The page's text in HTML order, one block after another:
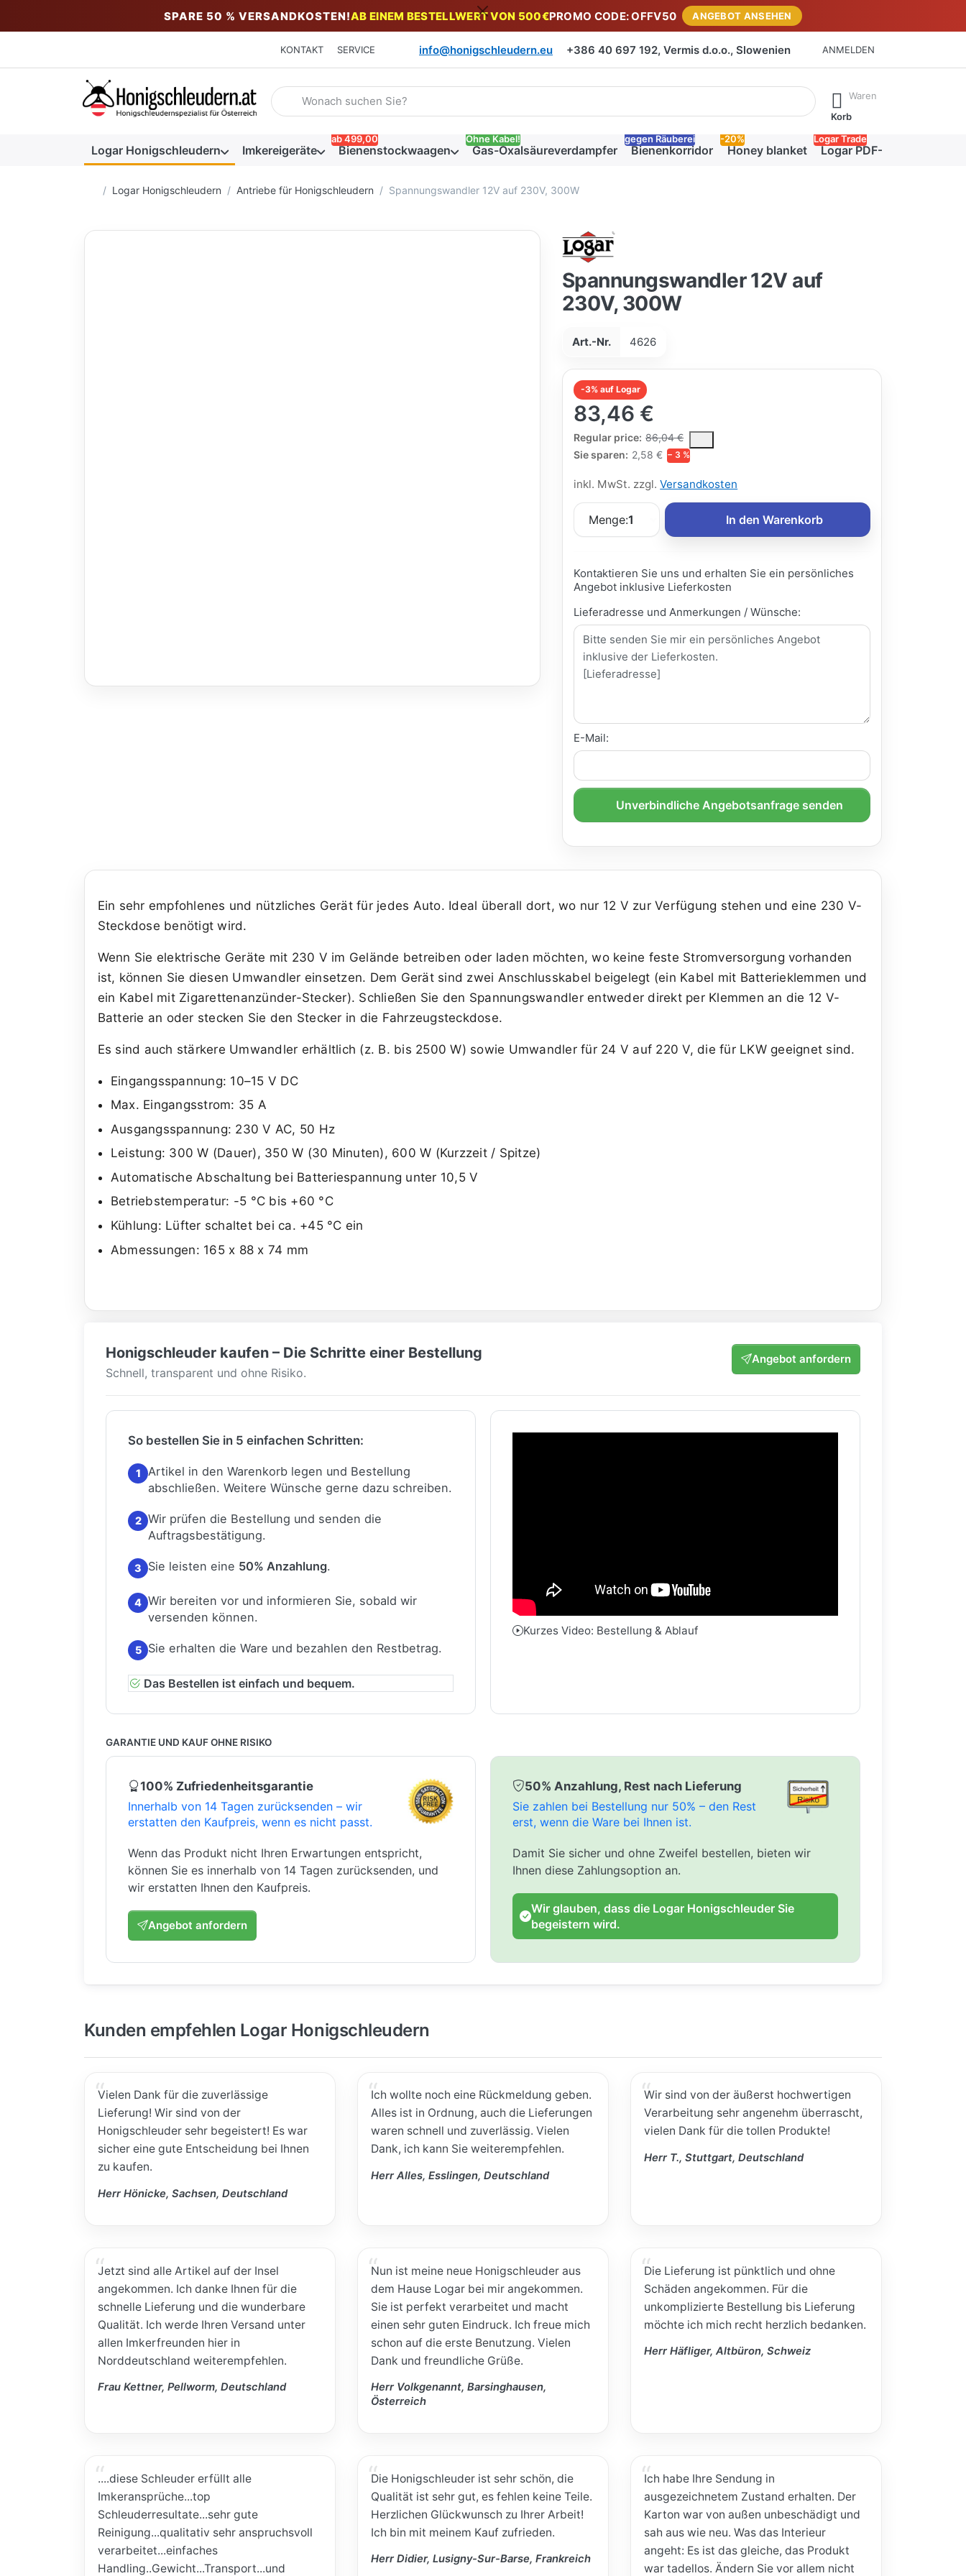
SPARE 50 % VERSANDKOSTEN!AB EINEM BESTELLWERT VON 500€PROMO CODE: OFFV50 ANGEBOT ANSEHEN
KONTAKT SERVICE info@honigschleudern.eu +386 40 697 192, Vermis d.o.o., Slowenien ANMELDEN
Geben Sie einen Suchbegriff ein. Während Sie tippen, erscheinen automatisch erste Ergebnisse. Drücken Sie die Eingabetaste, um alle
Waren
Korb
Logar Honigschleudern Imkereigeräte Bienenstockwaagen
ab 499,00
Gas-Oxalsäureverdampfer
Ohne Kabel!
Bienenkorridor
gegen Räuberei
Honey blanket
-20%
Logar PDF-Katalog
Logar Trade
Startseite
Logar Honigschleudern Antriebe für Honigschleudern Spannungswandler 12V auf 230V, 300W
Spannungswandler 12V auf
230V, 300W
Art.-Nr. 4626
-3% auf Logar
83,46 €
Regular price: 86,04 €
The Regular Price is the median selling price paid by customers for a product,
Sie sparen: 2,58 € − 3 %
inkl. MwSt. zzgl.Versandkosten
Menge:1 In den Warenkorb
Kontaktieren Sie uns und erhalten Sie ein persönliches
Angebot inklusive Lieferkosten
Lieferadresse und Anmerkungen / Wünsche:
E-Mail:
Unverbindliche Angebotsanfrage senden
Ein sehr empfohlenes und nützliches Gerät für jedes Auto. Ideal überall dort, wo nur 12 V zur Verfügung stehen und eine 230 V-
Steckdose benötigt wird.
Wenn Sie elektrische Geräte mit 230 V im Gelände betreiben oder laden möchten, wo keine feste Stromversorgung vorhanden
ist, können Sie diesen Umwandler einsetzen. Dem Gerät sind zwei Anschlusskabel beigelegt (ein Kabel mit Batterieklemmen und
ein Kabel mit Zigarettenanzünder-Stecker). Schließen Sie den Spannungswandler entweder direkt per Klemmen an die 12 V-
Batterie an oder stecken Sie den Stecker in die Fahrzeugsteckdose.
Es sind auch stärkere Umwandler erhältlich (z. B. bis 2500 W) sowie Umwandler für 24 V auf 220 V, die für LKW geeignet sind.
Eingangsspannung: 10–15 V DC
Max. Eingangsstrom: 35 A
Ausgangsspannung: 230 V AC, 50 Hz
Leistung: 300 W (Dauer), 350 W (30 Minuten), 600 W (Kurzzeit / Spitze)
Automatische Abschaltung bei Batteriespannung unter 10,5 V
Betriebstemperatur: -5 °C bis +60 °C
Kühlung: Lüfter schaltet bei ca. +45 °C ein
Abmessungen: 165 x 88 x 74 mm
Honigschleuder kaufen – Die Schritte einer Bestellung
Schnell, transparent und ohne Risiko.
Angebot anfordern
So bestellen Sie in 5 einfachen Schritten:
1
Artikel in den Warenkorb legen und Bestellung
abschließen. Weitere Wünsche gerne dazu schreiben.
2 Wir prüfen die Bestellung und senden die
Auftragsbestätigung.
3 Sie leisten eine 50% Anzahlung.
4 Wir bereiten vor und informieren Sie, sobald wir
versenden können.
5 Sie erhalten die Ware und bezahlen den Restbetrag.
Das Bestellen ist einfach und bequem.
Kurzes Video: Bestellung & Ablauf
GARANTIE UND KAUF OHNE RISIKO
100% Zufriedenheitsgarantie
Innerhalb von 14 Tagen zurücksenden – wir
erstatten den Kaufpreis, wenn es nicht passt.
Wenn das Produkt nicht Ihren Erwartungen entspricht,
können Sie es innerhalb von 14 Tagen zurücksenden, und
wir erstatten Ihnen den Kaufpreis.
Angebot anfordern
50% Anzahlung, Rest nach Lieferung
Sie zahlen bei Bestellung nur 50% – den Rest
erst, wenn die Ware bei Ihnen ist.
Damit Sie sicher und ohne Zweifel bestellen, bieten wir
Ihnen diese Zahlungsoption an.
Wir glauben, dass die Logar Honigschleuder Sie
begeistern wird.
Kunden empfehlen Logar Honigschleudern
Vielen Dank für die zuverlässige
Lieferung! Wir sind von der
Honigschleuder sehr begeistert! Es war
sicher eine gute Entscheidung bei Ihnen
zu kaufen.
Herr Hönicke, Sachsen, Deutschland
Ich wollte noch eine Rückmeldung geben.
Alles ist in Ordnung, auch die Lieferungen
waren schnell und zuverlässig. Vielen
Dank, ich kann Sie weiterempfehlen.
Herr Alles, Esslingen, Deutschland
Wir sind von der äußerst hochwertigen
Verarbeitung sehr angenehm überrascht,
vielen Dank für die tollen Produkte!
Herr T., Stuttgart, Deutschland
Jetzt sind alle Artikel auf der Insel
angekommen. Ich danke Ihnen für die
schnelle Lieferung und die wunderbare
Qualität. Ich werde Ihren Versand unter
allen Imkerfreunden hier in
Norddeutschland weiterempfehlen.
Frau Kettner, Pellworm, Deutschland
Nun ist meine neue Honigschleuder aus
dem Hause Logar bei mir angekommen.
Sie ist perfekt verarbeitet und macht
einen sehr guten Eindruck. Ich freue mich
schon auf die erste Benutzung. Vielen
Dank und freundliche Grüße.
Herr Volkgenannt, Barsinghausen,
Österreich
Die Lieferung ist pünktlich und ohne
Schäden angekommen. Für die
unkomplizierte Bestellung bis Lieferung
möchte ich mich recht herzlich bedanken.
Herr Häfliger, Altbüron, Schweiz
....diese Schleuder erfüllt alle
Imkeransprüche...top
Schleuderresultate...sehr gute
Reinigung...qualitativ sehr anspruchsvoll
verarbeitet...einfaches
Handling..Gewicht...Transport...und
Die Honigschleuder ist sehr schön, die
Qualität ist sehr gut, es fehlen keine Teile.
Herzlichen Glückwunsch zu Ihrer Arbeit!
Ich bin mit meinem Kauf zufrieden.
Herr Didier, Lusigny-Sur-Barse, Frankreich
Ich habe Ihre Sendung in
ausgezeichnetem Zustand erhalten. Der
Karton war von außen unbeschädigt und
sah aus wie neu. Was das Interieur
angeht: Es ist das gleiche, das Produkt
war tadellos. Ändern Sie vor allem nicht